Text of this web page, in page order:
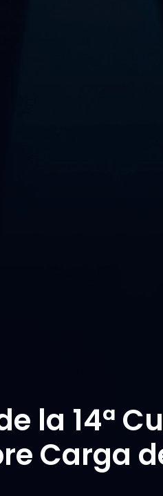
la 14ª
Carga